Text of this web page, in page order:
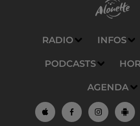
RADIO INFOS
PODCASTS
AGENDA